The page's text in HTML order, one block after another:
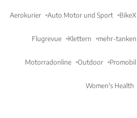
Aerokurier Auto Motor und Sport BikeX
Flugrevue Klettern mehr-tanken
Motorradonline Outdoor Promobil
Women's Health